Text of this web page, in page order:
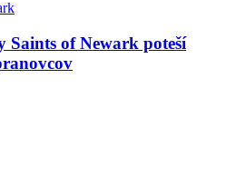
Saints of Newark poteší